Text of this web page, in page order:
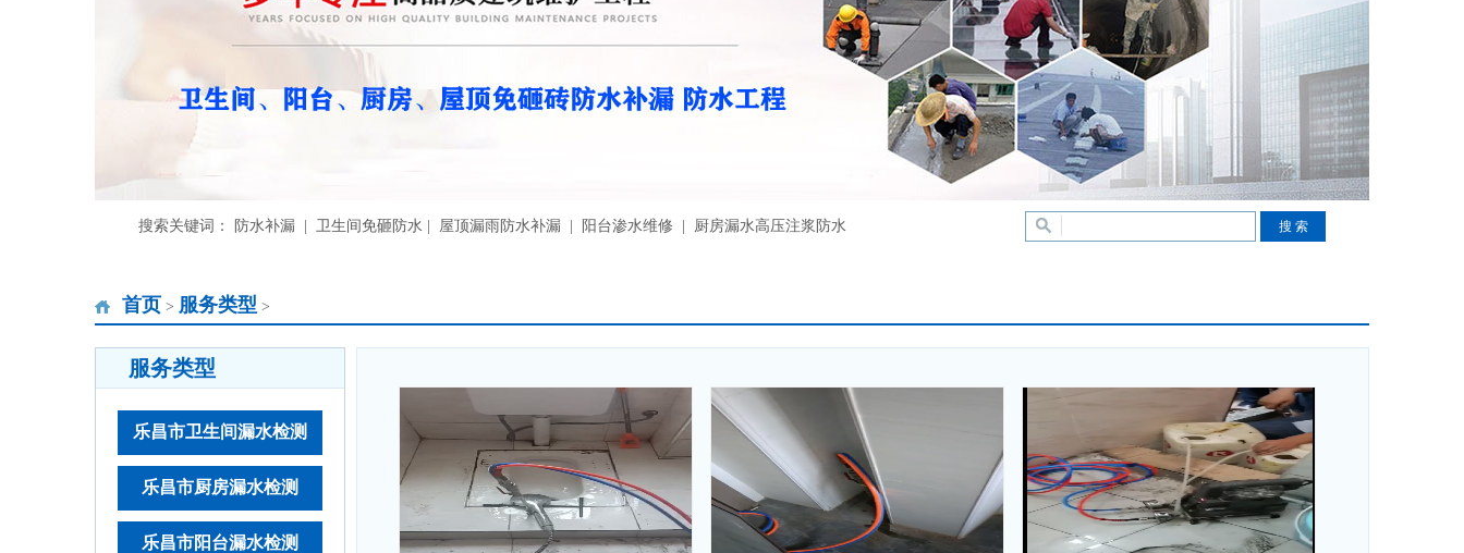
搜索关键词： 防水补漏 | 卫生间免砸防水 | 屋顶漏雨防水补漏 | 阳台渗水维修 | 厨房漏水高压注浆防水
首页 > 服务类型 >
服务类型
乐昌市卫生间漏水检测
乐昌市厨房漏水检测
乐昌市阳台漏水检测